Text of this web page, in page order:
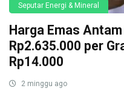
Seputar Energi & Mineral
Harga Emas
Rp2.635.000 per
Rp14.000
2 minggu ago